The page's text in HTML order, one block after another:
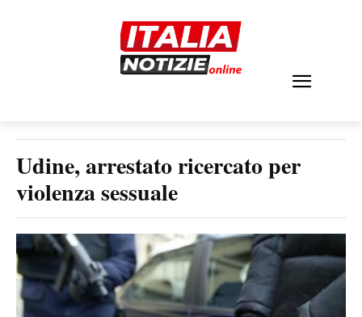
Udine, arrestato ricercato per
violenza sessuale